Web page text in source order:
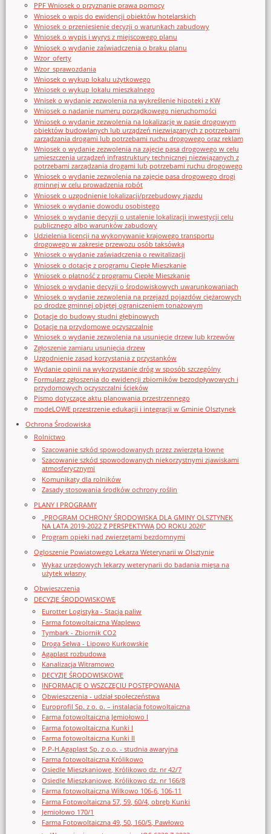
PPF Wniosek o przyznanie prawa pomocy
Wniosek o wpis do ewidencji obiektów hotelarskich
Wniosek o przeniesienie decyzji o warunkach zabudowy
Wniosek o wypis i wyrys z miejscowego planu
Wniosek o wydanie zaświadczenia o braku planu
Wzor_oferty
Wzor_sprawozdania
Wniosek o wykup lokalu użytkowego
Wniosek o wykup lokalu mieszkalnego
Wnisek o wydanie zezwolenia na wykreślenie hipoteki z KW
Wniosek o nadanie numeru porządkowego nieruchomości
Wniosek o wydanie zezwolenia na lokalizację w pasie drogowym
obiektów budowlanych lub urządzeń niezwiązanych z potrzebami
zarządzania drogami lub potrzebami ruchu drogowego oraz reklam
Wniosek o wydanie zezwolenia na zajęcie pasa drogowego w celu
umieszczenia urządzeń infrastruktury technicznej niezwiązanych z
potrzebami zarządzania drogami lub potrzebami ruchu drogowego
Wniosek o wydanie zezwolenia na zajęcie pasa drogowego drogi
gminnej w celu prowadzenia robót
Wniosek o uzgodnienie lokalizacji/przebudowy zjazdu
Wniosek o wydanie dowodu osobistego
Wniosek o wydanie decyzji o ustalenie lokalizacji inwestycji celu
publicznego albo warunków zabudowy
Udzielenia licencji na wykonywanie krajowego transportu
drogowego w zakresie przewozu osób taksówką
Wniosek o wydanie zaświadczenia o rewitalizacji
Wniosek o dotację z programu Ciepłe Mieszkanie
Wniosek o płatność z programu Ciepłe Mieszkanie
Wniosek o wydanie decyzji o środowiskowych uwarunkowaniach
Wniosek o wydanie zezwolenia na przejazd pojazdów ciężarowych
po drodze gminnej objętej ograniczeniem tonażowym
Dotacje do budowy studni głębinowych
Dotacje na przydomowe oczyszczalnie
Wniosek o wydanie zezwolenia na usunięcie drzew lub krzewów
Zgłoszenie zamiaru usunięcia drzew
Uzgodnienie zasad korzystania z przystanków
Wydanie opinii na wykorzystanie dróg w sposób szczególny
Formularz zgłoszenia do ewidencji zbiorników bezodpływowych i
przydomowych oczyszczalni ścieków
Pismo dotyczące aktu planowania przestrzennego
modeLOWE przestrzenie edukacji i integracji w Gminie Olsztynek
Ochrona Środowiska
Rolnictwo
Szacowanie szkód spowodowanych przez zwierzęta łowne
Szacowanie szkód spowodowanych niekorzystnymi zjawiskami
atmosferycznymi
Komunikaty dla rolników
Zasady stosowania środków ochrony roślin
PLANY I PROGRAMY
„PROGRAM OCHRONY ŚRODOWISKA DLA GMINY OLSZTYNEK
NA LATA 2019-2022 Z PERSPEKTYWĄ DO ROKU 2026”
Program opieki nad zwierzętami bezdomnymi
Ogloszenie Powiatowego Lekarza Weterynarii w Olsztynie
Wykaz urzędowych lekarzy weterynarii do badania mięsa na
użytek własny
Obwieszczenia
DECYZJE ŚRODOWISKOWE
Eurotter Logistyka - Stacja paliw
Farma fotowoltaiczna Waplewo
Tymbark - Zbiornik CO2
Droga Selwa - Lipowo Kurkowskie
Agaplast rozbudowa
Kanalizacja Witramowo
DECYZJE ŚRODOWISKOWE
INFORMACJE O WSZCZĘCIU POSTĘPOWANIA
Obwieszczenia - udział społeczeństwa
Europrofil Sp. z o. o. – instalacja fotowoltaiczna
Farma fotowoltaiczna Jemiołowo I
Farma fotowoltaiczna Kunki I
Farma fotowoltaiczna Kunki II
P.P-H.Agaplast Sp. z o.o. - studnia awaryjna
Farma fotowoltaiczna Królikowo
Osiedle Mieszkaniowe, Królikowo dz. nr 42/7
Osiedle Mieszkaniowe, Królikowo dz. nr 166/8
Farma fotowoltaiczna Wilkowo 106-6, 106-11
Farma Fotowoltaiczna 57, 59, 60/4, obręb Kunki
Jemiołowo 170/1
Farma Fotowoltaiczna 49, 50, 160/5, Pawłowo